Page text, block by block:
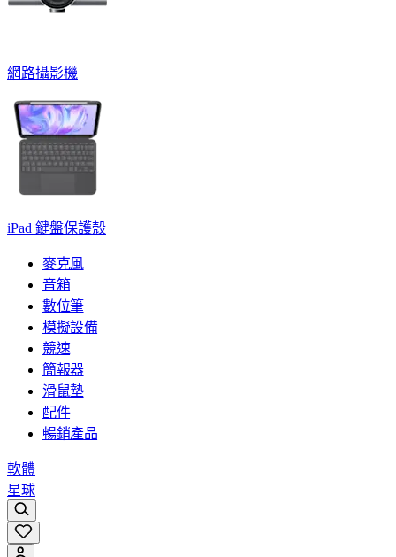
網路攝影機
iPad 鍵盤保護殼
麥克風
音箱
數位筆
模擬設備
競速
簡報器
滑鼠墊
配件
暢銷產品
軟體
星球